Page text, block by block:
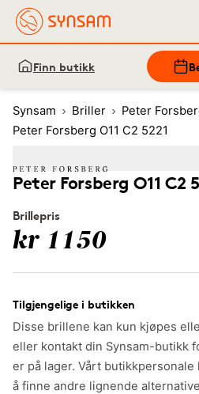
Finn butikk
Synsam Briller
Peter
Peter Forsberg O11 C2 5221
Peter Forsberg O11 C2
Brillepris
kr 1150
Tilgjengelige i butikken
Disse brillene kan kun kjøpes
eller kontakt din Synsam-butikk
er på lager. Vårt
å finne andre lignende
Image1